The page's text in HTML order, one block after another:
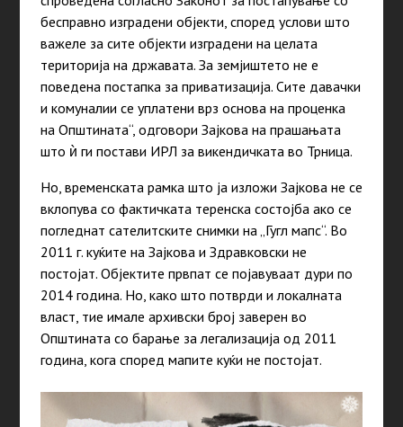
бесправно изградени објекти, според услови што
важеле за сите објекти изградени на целата
територија на државата. За земјиштето не е
поведена постапка за приватизација. Сите давачки
и комуналии се уплатени врз основа на проценка
на Општината“, одговори Зајкова на прашањата
што ѝ ги постави ИРЛ за викендичката во Трница.
Но, временската рамка што ја изложи Зајкова не се
вклопува со фактичката теренска состојба ако се
погледнат сателитските снимки на „Гугл мапс“. Во
2011 г. куќите на Зајкова и Здравковски не
постојат. Објектите првпат се појавуваат дури по
2014 година. Но, како што потврди и локалната
власт, тие имале архивски број заверен во
Општината со барање за легализација од 2011
година, кога според мапите куќи не постојат.